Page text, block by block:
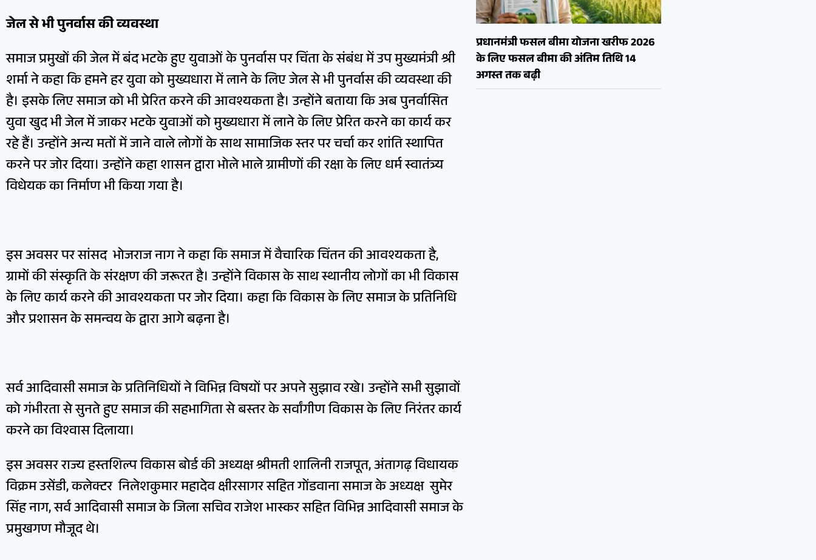
जेल से भी पुनर्वास की व्यवस्था
समाज प्रमुखों की जेल में बंद भटके हुए युवाओं के पुनर्वास पर चिंता के संबंध में उप मुख्यमंत्री श्री
शर्मा ने कहा कि हमने हर युवा को मुख्यधारा में लाने के लिए जेल से भी पुनर्वास की व्यवस्था की
है। इसके लिए समाज को भी प्रेरित करने की आवश्यकता है। उन्होंने बताया कि अब पुनर्वासित
युवा खुद भी जेल में जाकर भटके युवाओं को मुख्यधारा में लाने के लिए प्रेरित करने का कार्य कर
रहे हैं। उन्होंने अन्य मतों में जाने वाले लोगों के साथ सामाजिक स्तर पर चर्चा कर शांति स्थापित
करने पर जोर दिया। उन्होंने कहा शासन द्वारा भोले भाले ग्रामीणों की रक्षा के लिए धर्म स्वातंत्र्य
विधेयक का निर्माण भी किया गया है।
इस अवसर पर सांसद भोजराज नाग ने कहा कि समाज में वैचारिक चिंतन की आवश्यकता है,
ग्रामों की संस्कृति के संरक्षण की जरूरत है। उन्होंने विकास के साथ स्थानीय लोगों का भी विकास
के लिए कार्य करने की आवश्यकता पर जोर दिया। कहा कि विकास के लिए समाज के प्रतिनिधि
और प्रशासन के समन्वय के द्वारा आगे बढ़ना है।
सर्व आदिवासी समाज के प्रतिनिधियों ने विभिन्न विषयों पर अपने सुझाव रखे। उन्होंने सभी सुझावों
को गंभीरता से सुनते हुए समाज की सहभागिता से बस्तर के सर्वांगीण विकास के लिए निरंतर कार्य
करने का विश्वास दिलाया।
इस अवसर राज्य हस्तशिल्प विकास बोर्ड की अध्यक्ष श्रीमती शालिनी राजपूत, अंतागढ़ विधायक
विक्रम उसेंडी, कलेक्टर निलेशकुमार महादेव क्षीरसागर सहित गोंडवाना समाज के अध्यक्ष सुमेर
सिंह नाग, सर्व आदिवासी समाज के जिला सचिव राजेश भास्कर सहित विभिन्न आदिवासी समाज के
प्रमुखगण मौजूद थे।
प्रधानमंत्री फसल बीमा योजना खरीफ 2026
के लिए फसल बीमा की अंतिम तिथि 14
अगस्त तक बढ़ी